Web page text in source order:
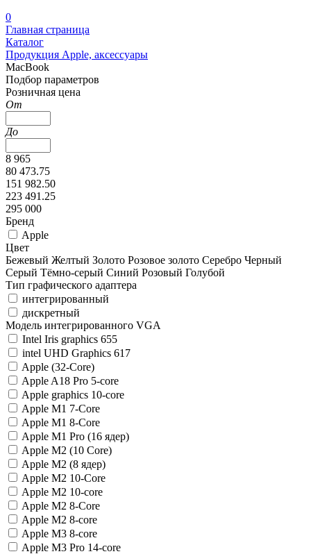
0
Главная страница
Каталог
Продукция Apple, аксессуары
MacBook
Подбор параметров
Розничная цена
От
До
8 965
80 473.75
151 982.50
223 491.25
295 000
Бренд
Apple
Цвет
Бежевый Желтый Золото Розовое золото Серебро Черный
Серый Тёмно-серый Синий Розовый Голубой
Тип графического адаптера
интегрированный
дискретный
Модель интегрированного VGA
Intel Iris graphics 655
intel UHD Graphics 617
Apple (32-Core)
Apple A18 Pro 5-core
Apple graphics 10-core
Apple M1 7-Core
Apple M1 8-Core
Apple M1 Pro (16 ядер)
Apple M2 (10 Core)
Apple M2 (8 ядер)
Apple M2 10-Core
Apple M2 10-core
Apple M2 8-Core
Apple M2 8-core
Apple M3 8-core
Apple M3 Pro 14-core